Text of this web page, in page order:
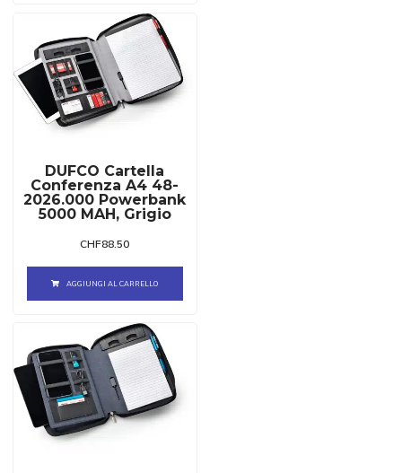
DUFCO Cartella
Conferenza A4 48-
2026.000 Powerbank
5000 MAH, Grigio
CHF88.50
AGGIUNGI AL CARRELLO